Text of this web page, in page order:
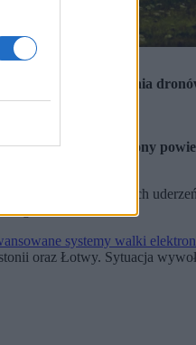
zdolności zwalczania
ropy na Łotwie.
na cele w Rosji.
formę „misji obrony
podczas ukraińskich
systemy walki
oraz Łotwy. Sytuacja